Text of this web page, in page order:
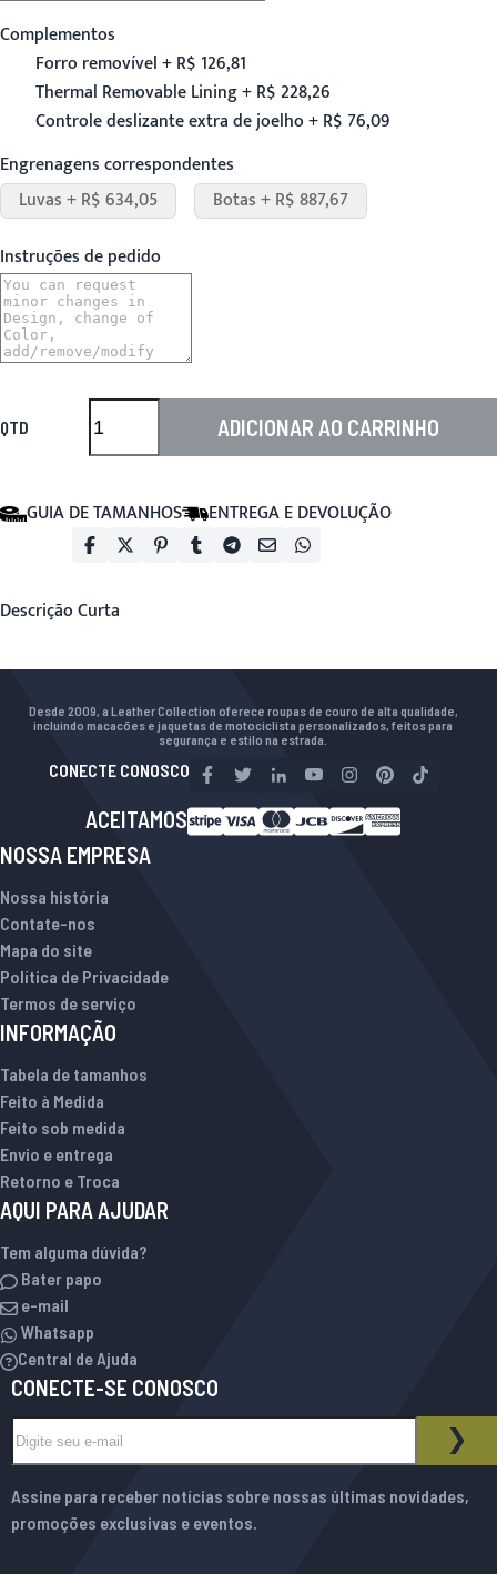
Complementos
Forro removível + R$ 126,81
Thermal Removable Lining + R$ 228,26
Controle deslizante extra de joelho + R$ 76,09
Engrenagens correspondentes
Luvas + R$ 634,05
Botas + R$ 887,67
Instruções de pedido
QTD ADICIONAR AO CARRINHO
GUIA DE TAMANHOS ENTREGA E DEVOLUÇÃO
Descrição Curta
Desde 2009, a Leather Collection oferece roupas de couro de alta qualidade,
incluindo macacões e jaquetas de motociclista personalizados, feitos para
segurança e estilo na estrada.
CONECTE CONOSCO
ACEITAMOS
NOSSA EMPRESA
Nossa história
Contate-nos
Mapa do site
Política de Privacidade
Termos de serviço
INFORMAÇÃO
Tabela de tamanhos
Feito à Medida
Feito sob medida
Envio e entrega
Retorno e Troca
AQUI PARA AJUDAR
Tem alguma dúvida?
Bater papo
e-mail
Whatsapp
Central de Ajuda
CONECTE-SE CONOSCO
BOLETIM INFORMATIVO
Assine para receber notícias sobre nossas últimas novidades,
promoções exclusivas e eventos.